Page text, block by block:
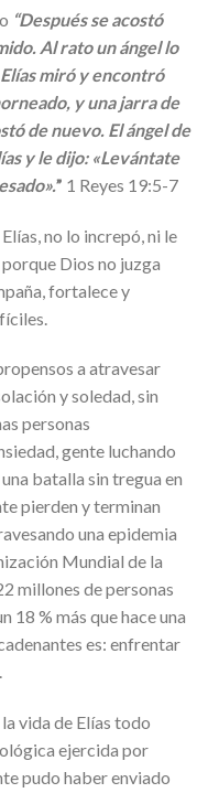
“Después se acostó
Al rato un ángel lo
miró y encontró
y una jarra de
de nuevo. El ángel de
y le dijo: «Levántate
” 1 Reyes 19:5-7
no lo increpó, ni le
Dios no juzga
fortalece y
a atravesar
y soledad, sin
personas
gente luchando
batalla sin tregua en
pierden y terminan
una epidemia
Mundial de la
millones de personas
18 % más que hace una
es: enfrentar
vida de Elías todo
ejercida por
pudo haber enviado